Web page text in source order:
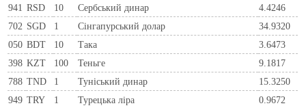
941 RSD 10 Сербський динар
4.4246
702 SGD 1 Сінгапурський долар
34.9320
050 BDT 10 Така
3.6473
398 KZT 100 Теньге
9.1817
788 TND 1 Туніський динар
15.3250
949 TRY 1 Турецька ліра 0.9672